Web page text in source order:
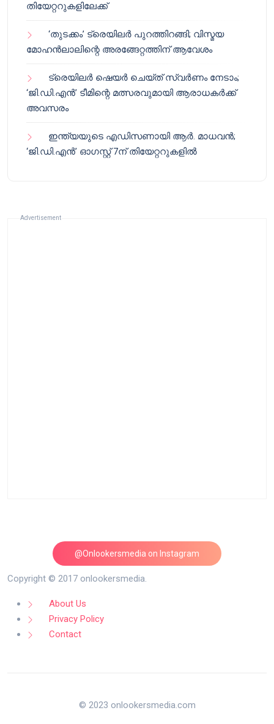
തിയേറ്ററുകളിലേക്ക്
‘തുടക്കം’ ട്രെയിലർ പുറത്തിറങ്ങി; വിസ്മയ
മോഹൻലാലിന്റെ അരങ്ങേറ്റത്തിന് ആവേശം
ട്രെയിലർ ഷെയർ ചെയ്‌ത് സ്വർണം നേടാം;
‘ജി.ഡി.എൻ’ ടീമിന്റെ മത്സരവുമായി ആരാധകർക്ക്
അവസരം
ഇന്ത്യയുടെ എഡിസണായി ആർ. മാധവൻ;
‘ജി.ഡി.എൻ’ ഓഗസ്റ്റ് 7ന് തിയേറ്ററുകളിൽ
Advertisement
@Onlookersmedia on Instagram
Follow on Instagram
Copyright © 2017 onlookersmedia.
About Us
Privacy Policy
Contact
© 2023 onlookersmedia.com